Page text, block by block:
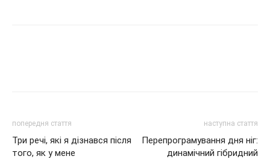
попередня стаття
Три речі, які я дізнався після
того, як у мене
наступна стаття
Перепрограмування дня ніг:
динамічний гібридний